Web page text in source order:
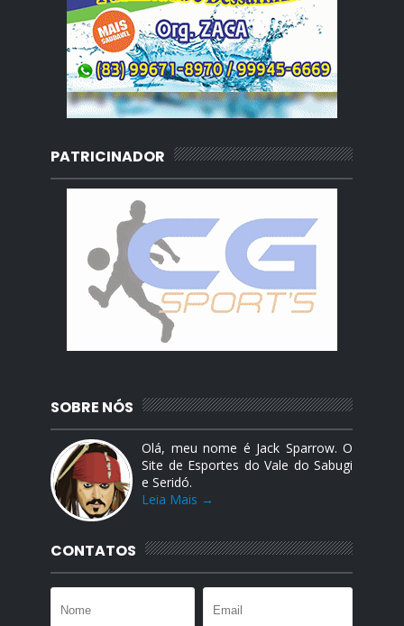
PATRICINADOR
SOBRE NÓS
Olá, meu nome é Jack Sparrow. O
Site de Esportes do Vale do Sabugi
e Seridó.
Leia Mais →
CONTATOS